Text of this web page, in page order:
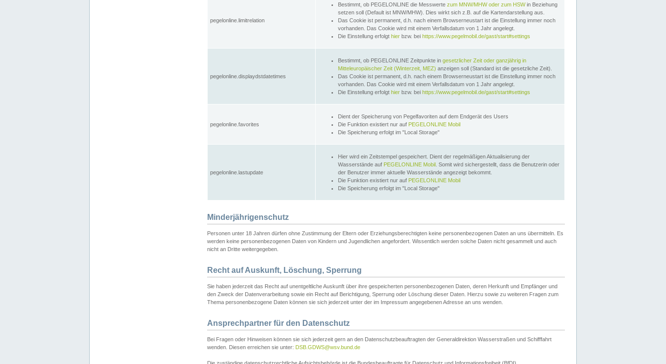
pegelonline.limitrelation
Bestimmt, ob PEGELONLINE die Messwerte zum MNW/MHW oder zum HSWin Beziehung
setzen soll (Default ist MNW/MHW). Dies wirkt sich z.B. auf die Kartendarstellung aus.
Das Cookie ist permanent, d.h. nach einem Browserneustart ist die Einstellung immer noch
vorhanden. Das Cookie wird mit einem Verfallsdatum von 1 Jahr angelegt.
Die Einstellung erfolgt hier bzw. bei https://www.pegelmobil.de/gast/start#settings
pegelonline.displaydstdatetimes
Bestimmt, ob PEGELONLINE Zeitpunkte in gesetzlicher Zeit oder ganzjährig in
Mitteleuropäischer Zeit (Winterzeit, MEZ) anzeigen soll (Standard ist die gesetzliche Zeit).
Das Cookie ist permanent, d.h. nach einem Browserneustart ist die Einstellung immer noch
vorhanden. Das Cookie wird mit einem Verfallsdatum von 1 Jahr angelegt.
Die Einstellung erfolgt hier bzw. bei https://www.pegelmobil.de/gast/start#settings
pegelonline.favorites
Dient der Speicherung von Pegelfavoriten auf dem Endgerät des Users
Die Funktion existiert nur auf PEGELONLINE Mobil
Die Speicherung erfolgt im "Local Storage"
pegelonline.lastupdate
Hier wird ein Zeitstempel gespeichert. Dient der regelmäßigen Aktualisierung der
Wasserstände auf PEGELONLINE Mobil . Somit wird sichergestellt, dass die Benutzerin oder
der Benutzer immer aktuelle Wasserstände angezeigt bekommt.
Die Funktion existiert nur auf PEGELONLINE Mobil
Die Speicherung erfolgt im "Local Storage"
Minderjährigenschutz
Personen unter 18 Jahren dürfen ohne Zustimmung der Eltern oder Erziehungsberechtigten keine personenbezogenen Daten an uns übermitteln. Es
werden keine personenbezogenen Daten von Kindern und Jugendlichen angefordert. Wissentlich werden solche Daten nicht gesammelt und auch
nicht an Dritte weitergegeben.
Recht auf Auskunft, Löschung, Sperrung
Sie haben jederzeit das Recht auf unentgeltliche Auskunft über ihre gespeicherten personenbezogenen Daten, deren Herkunft und Empfänger und
den Zweck der Datenverarbeitung sowie ein Recht auf Berichtigung, Sperrung oder Löschung dieser Daten. Hierzu sowie zu weiteren Fragen zum
Thema personenbezogene Daten können sie sich jederzeit unter der im Impressum angegebenen Adresse an uns wenden.
Ansprechpartner für den Datenschutz
Bei Fragen oder Hinweisen können sie sich jederzeit gern an den Datenschutzbeauftragten der Generaldirektion Wasserstraßen und Schifffahrt
wenden. Diesen erreichen sie unter: DSB.GDWS@wsv.bund.de